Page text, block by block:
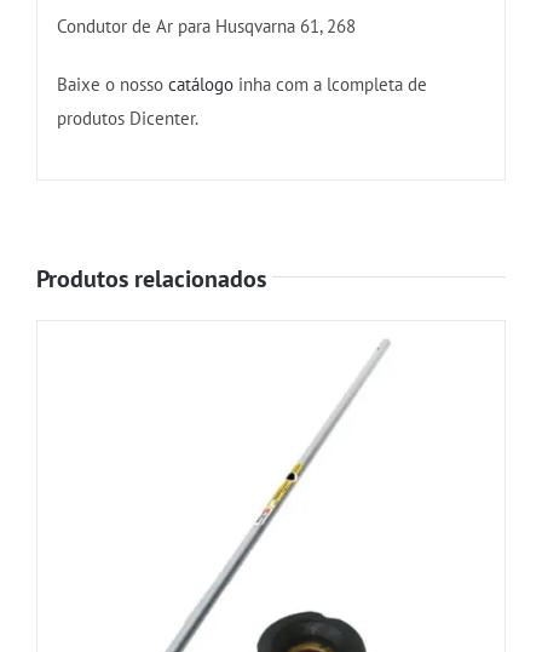
Condutor de Ar para Husqvarna 61, 268
Baixe o nosso catálogoinha com a lcompleta de
produtos Dicenter.
Produtos relacionados